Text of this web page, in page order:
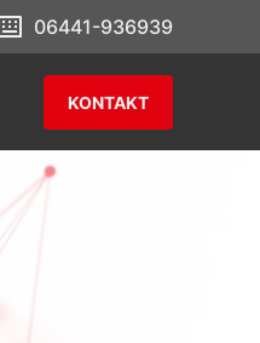
06441-936939
KONTAKT